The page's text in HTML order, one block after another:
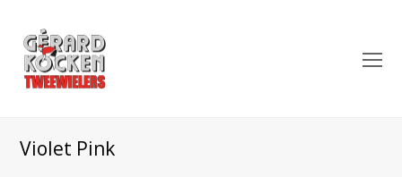
Violet Pink